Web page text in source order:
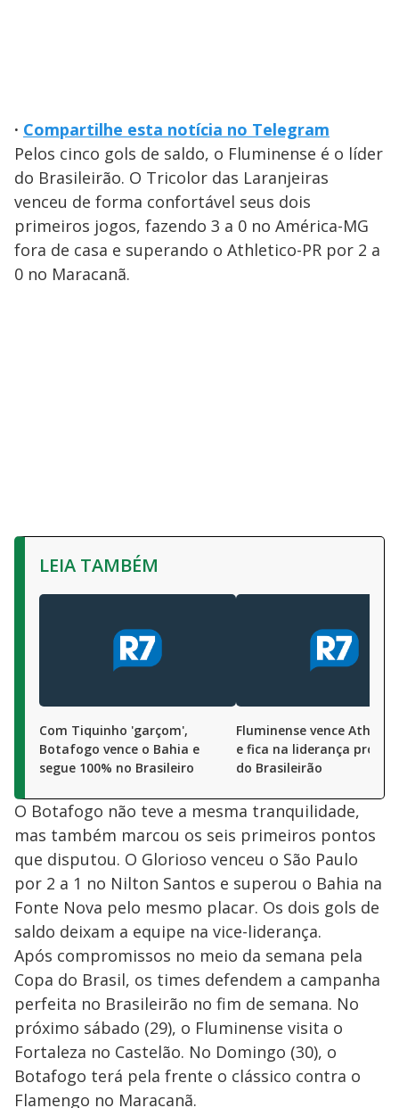
· Compartilhe esta notícia no Telegram
Pelos cinco gols de saldo, o Fluminense é o líder
do Brasileirão. O Tricolor das Laranjeiras
venceu de forma confortável seus dois
primeiros jogos, fazendo 3 a 0 no América-MG
fora de casa e superando o Athletico-PR por 2 a
0 no Maracanã.
LEIA TAMBÉM
Com Tiquinho 'garçom',
Botafogo vence o Bahia e
segue 100% no Brasileiro
Fluminense vence
e fica na liderança
do Brasileirão
O Botafogo não teve a mesma tranquilidade,
mas também marcou os seis primeiros pontos
que disputou. O Glorioso venceu o São Paulo
por 2 a 1 no Nilton Santos e superou o Bahia na
Fonte Nova pelo mesmo placar. Os dois gols de
saldo deixam a equipe na vice-liderança.
Após compromissos no meio da semana pela
Copa do Brasil, os times defendem a campanha
perfeita no Brasileirão no fim de semana. No
próximo sábado (29), o Fluminense visita o
Fortaleza no Castelão. No Domingo (30), o
Botafogo terá pela frente o clássico contra o
Flamengo no Maracanã.